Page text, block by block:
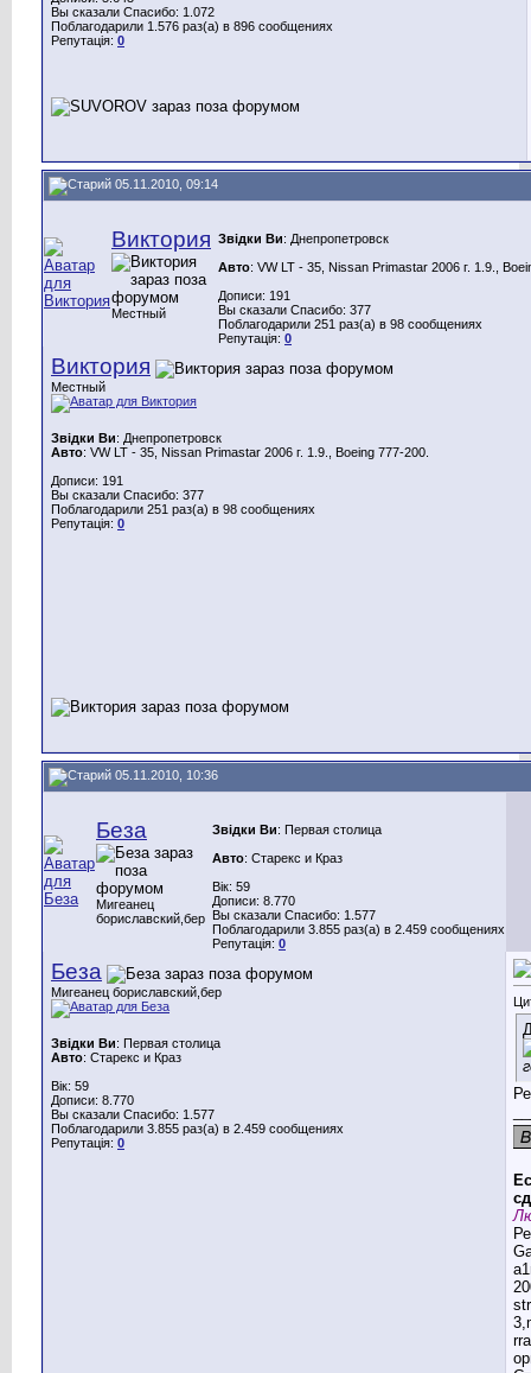
Вы сказали Спасибо: 1.072
Поблагодарили 1.576 раз(а) в 896 сообщениях
Репутація: 0
05.11.2010, 09:14
Виктория
Местный
Звідки Ви: Днепропетровск
Авто: VW LT - 35, Nissan Primastar 2006 г. 1.9.,
Дописи: 191
Вы сказали Спасибо: 377
Поблагодарили 251 раз(а) в 98 сообщениях
Репутація: 0
Виктория
Местный
Звідки Ви: Днепропетровск
Авто: VW LT - 35, Nissan Primastar 2006 г. 1.9., Boeing 777-200.
Дописи: 191
Вы сказали Спасибо: 377
Поблагодарили 251 раз(а) в 98 сообщениях
Репутація: 0
05.11.2010, 10:36
Беза
Мигеанец
бориславский,бер
Звідки Ви: Первая столица
Авто: Старекс и Краз
Вік: 59
Дописи: 8.770
Вы сказали Спасибо: 1.577
Поблагодарили 3.855 раз(а) в 2.459 сообщениях
Репутація: 0
Беза
Мигеанец бориславский,бер
Звідки Ви: Первая столица
Авто: Старекс и Краз
Вік: 59
Дописи: 8.770
Вы сказали Спасибо: 1.577
Поблагодарили 3.855 раз(а) в 2.459 сообщениях
Репутація: 0